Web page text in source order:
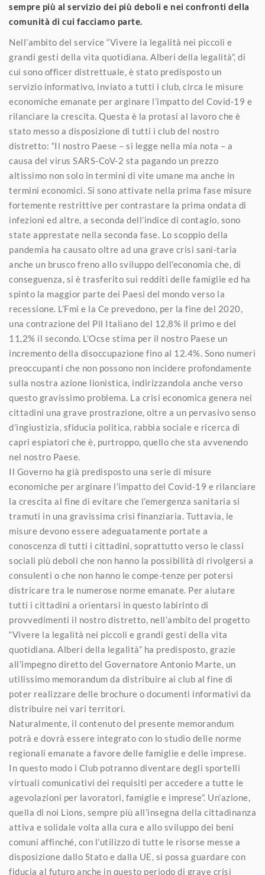
sempre più al servizio dei più deboli e nei confronti della
comunità di cui facciamo parte.
Nell’ambito del service “Vivere la legalità nei piccoli e
grandi gesti della vita quotidiana. Alberi della legalità”, di
cui sono officer distrettuale, è stato predisposto un
servizio informativo, inviato a tutti i club, circa le misure
economiche emanate per arginare l’impatto del Covid-19 e
rilanciare la crescita. Questa è la protasi al lavoro che è
stato messo a disposizione di tutti i club del nostro
distretto: “Il nostro Paese – si legge nella mia nota – a
causa del virus SARS-CoV-2 sta pagando un prezzo
altissimo non solo in termini di vite umane ma anche in
termini economici. Si sono attivate nella prima fase misure
fortemente restrittive per contrastare la prima ondata di
infezioni ed altre, a seconda dell’indice di contagio, sono
state apprestate nella seconda fase. Lo scoppio della
pandemia ha causato oltre ad una grave crisi sani-taria
anche un brusco freno allo sviluppo dell’economia che, di
conseguenza, si è trasferito sui redditi delle famiglie ed ha
spinto la maggior parte dei Paesi del mondo verso la
recessione. L’Fmi e la Ce prevedono, per la fine del 2020,
una contrazione del Pil Italiano del 12,8% il primo e del
11,2% il secondo. L’Ocse stima per il nostro Paese un
incremento della disoccupazione fino al 12.4%. Sono numeri
preoccupanti che non possono non incidere profondamente
sulla nostra azione lionistica, indirizzandola anche verso
questo gravissimo problema. La crisi economica genera nei
cittadini una grave prostrazione, oltre a un pervasivo senso
d’ingiustizia, sfiducia politica, rabbia sociale e ricerca di
capri espiatori che è, purtroppo, quello che sta avvenendo
nel nostro Paese.
Il Governo ha già predisposto una serie di misure
economiche per arginare l’impatto del Covid-19 e rilanciare
la crescita al fine di evitare che l’emergenza sanitaria si
tramuti in una gravissima crisi finanziaria. Tuttavia, le
misure devono essere adeguatamente portate a
conoscenza di tutti i cittadini, soprattutto verso le classi
sociali più deboli che non hanno la possibilità di rivolgersi a
consulenti o che non hanno le compe-tenze per potersi
districare tra le numerose norme emanate. Per aiutare
tutti i cittadini a orientarsi in questo labirinto di
provvedimenti il nostro distretto, nell’ambito del progetto
“Vivere la legalità nei piccoli e grandi gesti della vita
quotidiana. Alberi della legalità” ha predisposto, grazie
all’impegno diretto del Governatore Antonio Marte, un
utilissimo memorandum da distribuire ai club al fine di
poter realizzare delle brochure o documenti informativi da
distribuire nei vari territori.
Naturalmente, il contenuto del presente memorandum
potrà e dovrà essere integrato con lo studio delle norme
regionali emanate a favore delle famiglie e delle imprese.
In questo modo i Club potranno diventare degli sportelli
virtuali comunicativi dei requisiti per accedere a tutte le
agevolazioni per lavoratori, famiglie e imprese”. Un’azione,
quella di noi Lions, sempre più all’insegna della cittadinanza
attiva e solidale volta alla cura e allo sviluppo dei beni
comuni affinché, con l’utilizzo di tutte le risorse messe a
disposizione dallo Stato e dalla UE, si possa guardare con
fiducia al futuro anche in questo periodo di grave crisi